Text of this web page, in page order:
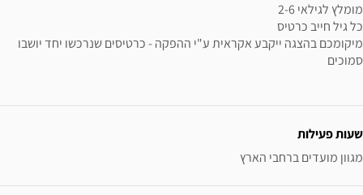
מומלץ לגילאי 2-6
כל גיל חייב כרטיס
מיקומכם בהצגה ייקבע אקראית ע"י ההפקה - כרטיסים שנרכשו יחד יושבו
סמוכים
שעות פעילות
מגוון מועדים ברחבי הארץ